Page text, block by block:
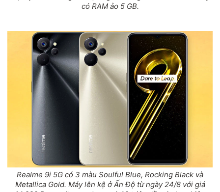
có RAM ảo 5 GB.
Realme 9i 5G có 3 màu Soulful Blue, Rocking Black và
Metallica Gold. Máy lên kệ ở Ấn Độ từ ngày 24/8 với giá